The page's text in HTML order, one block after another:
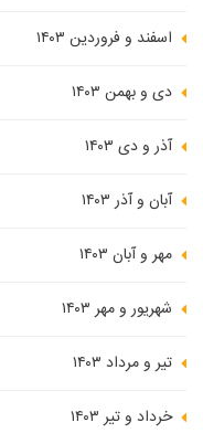
اسفند و فروردین ۱۴۰۳
دی و بهمن ۱۴۰۳
آذر و دی ۱۴۰۳
آبان و آذر ۱۴۰۳
مهر و آبان ۱۴۰۳
شهریور و مهر ۱۴۰۳
تیر و مرداد ۱۴۰۳
خرداد و تیر ۱۴۰۳